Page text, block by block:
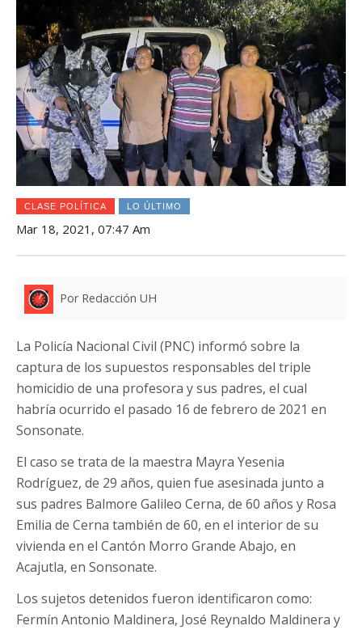
CLASE POLÍTICA LO ÚLTIMO
Mar 18, 2021, 07:47 Am
Por Redacción UH
La Policía Nacional Civil (PNC) informó sobre la
captura de los supuestos responsables del triple
homicidio de una profesora y sus padres, el cual
habría ocurrido el pasado 16 de febrero de 2021 en
Sonsonate.
El caso se trata de la maestra Mayra Yesenia
Rodríguez, de 29 años, quien fue asesinada junto a
sus padres Balmore Galileo Cerna, de 60 años y Rosa
Emilia de Cerna también de 60, en el interior de su
vivienda en el Cantón Morro Grande Abajo, en
Acajutla, en Sonsonate.
Los sujetos detenidos fueron identificaron como:
Fermín Antonio Maldinera, José Reynaldo Maldinera y